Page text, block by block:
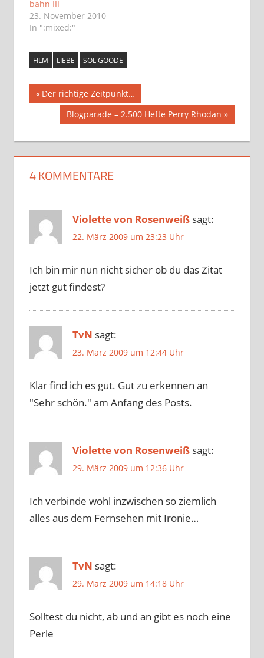
Verse und Lieder auf
deinen Rücken
schreiben…
bahn III
23. November 2010
In ":mixed:"
FILM LIEBE SOL GOODE
Beitragsnavigation
Vorheriger
Beitrag:
Der richtige Zeitpunkt…
Nächster
Beitrag:
Blogparade – 2.500 Hefte Perry Rhodan
4 KOMMENTARE
Violette von Rosenweiß sagt:
22. März 2009 um 23:23 Uhr
Ich bin mir nun nicht sicher ob du das Zitat
jetzt gut findest?
TvN sagt:
23. März 2009 um 12:44 Uhr
Klar find ich es gut. Gut zu erkennen an
"Sehr schön." am Anfang des Posts.
Violette von Rosenweiß sagt:
29. März 2009 um 12:36 Uhr
Ich verbinde wohl inzwischen so ziemlich
alles aus dem Fernsehen mit Ironie…
TvN sagt:
29. März 2009 um 14:18 Uhr
Solltest du nicht, ab und an gibt es noch eine
Perle